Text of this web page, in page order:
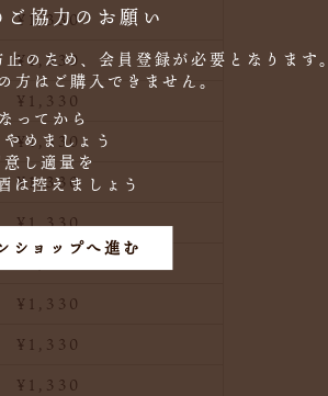
協力のお願い
のため、会員登録が必要となります。
方はご購入できません。
ってから
めましょう
し適量を
は控えましょう
ショップへ進む
¥1,330
¥1,330
¥1,330
¥1,330
¥1,330
¥1,330
¥1,330
¥1,330
¥1,330